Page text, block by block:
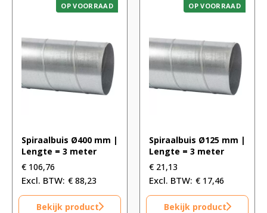
OP VOORRAAD
Spiraalbuis Ø400 mm |
Lengte = 3 meter
€ 106,76
€ 88,23
Bekijk product
OP VOORRAAD
Spiraalbuis Ø125 mm |
Lengte = 3 meter
€ 21,13
€ 17,46
Bekijk product